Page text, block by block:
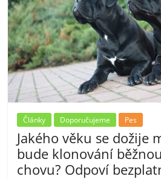
Články Doporučujeme Pes
Jakého věku se dožije
bude klonování
chovu? Odpoví